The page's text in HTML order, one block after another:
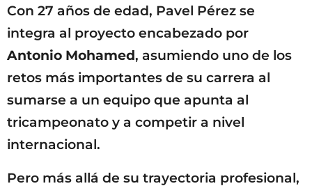
Con 27 años de edad, Pavel Pérez se
integra al proyecto encabezado por
Antonio Mohamed, asumiendo uno de los
retos más importantes de su carrera al
sumarse a un equipo que apunta al
tricampeonato y a competir a nivel
internacional.
Pero más allá de su trayectoria profesional,